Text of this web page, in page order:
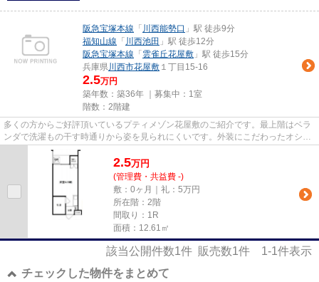
阪急宝塚本線 「 川西能勢口 」駅 徒歩9分
福知山線 「 川西池田 」駅 徒歩12分
阪急宝塚本線 「 雲雀丘花屋敷 」駅 徒歩15分
兵庫県川西市花屋敷 １丁目15-16
2.5万円
築年数：築36年 ｜募集中： 1室
階数：2階建
多くの方からご好評頂いているプティメゾン花屋敷のご紹介です。最上階はベラ
ンダで洗濯もの干す時通りから姿を見られにくいです。外装にこだわったオシャ
レなデザインのマンションで...
2.5万円
(管理費・共益費 -)
敷：0ヶ月｜礼：5万円
所在階：2階
間取り：1R
面積：12.61㎡
該当公開件数1件 販売数1件 1-1件表示
チェックした物件をまとめて